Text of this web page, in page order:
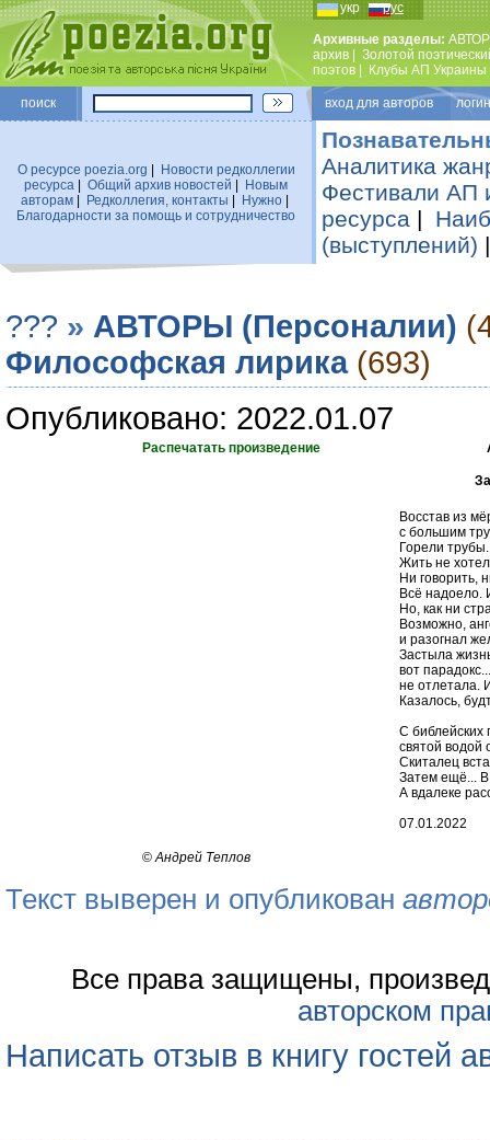
укр рус
Архивные разделы:
архив
Золотой
поэтов
Клубы АП Украины
поиск вход для авторов
О ресурсе poezia.org
Новости редколлегии
ресурса
Общий архив новостей
Новым
авторам| Редколлегия, контакты Нужно|
Благодарности за помощь и сотрудничество
Аналитика
Фестивали АП
ресурса |
(выступлений)
??? » АВТОРЫ (Персоналии)
Философская лирика (693)
Опубликовано: 2022.01.07
Распечатать произведение
Восстав из
с большим
Горели
Жить не
Ни говорить,
Всё надоело.
Но, как ни
Возможно,
и разогнал
Застыла
вот
не отлетала.
Казалось,
С библейских
святой водой
Скиталец
Затем ещё... В
А вдалеке
07.01.2022
©Андрей Теплов
Текст выверен и опубликован
Все права защищены,
авторском
Написать отзыв в книгу гостей